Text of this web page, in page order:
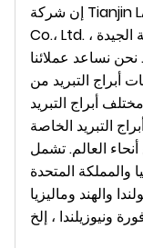
إن شركة Tianjin LATINO Environmental Technology
Co.، Ltd. تعتمد على الجودة العالية والخدمة الجيدة ،
نساعد عملائنا
التبريد من
أبراج التبريد
التبريد الخاصة
العالم. تشمل
والمملكة المتحدة
والهند وماليزيا